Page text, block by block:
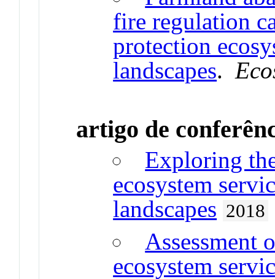
fire regulation
protection
landscapes.
artigo de
Exploring
ecosystem
landscapes 2018
Assessment
ecosystem